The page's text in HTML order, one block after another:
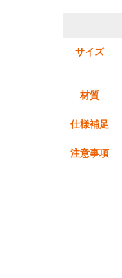
サイズ
材質
仕様補足
注意事項